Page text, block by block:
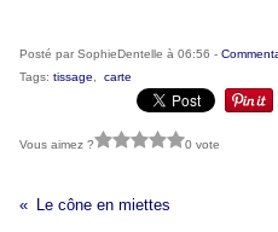
Posté par SophieDentelle à 06:56 -
Tags: tissage carte
Vous aimez ? 0 vote
Le cône en miettes